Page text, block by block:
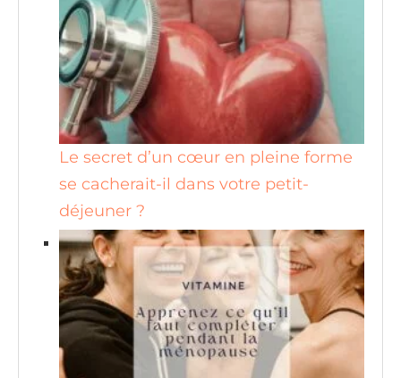
Le secret d’un cœur en pleine forme
se cacherait-il dans votre petit-
déjeuner ?